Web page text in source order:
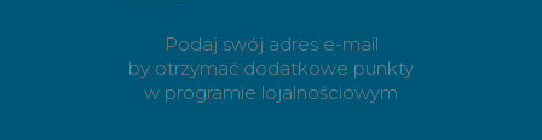
Podaj swój adres e-mail
by otrzymać dodatkowe punkty
w programie lojalnościowym